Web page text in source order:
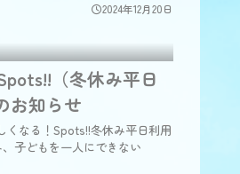
2024年12月20日
（冬休み平日
お知らせ
くなる！Spots!!冬休み平日利用
子どもを一人にできない